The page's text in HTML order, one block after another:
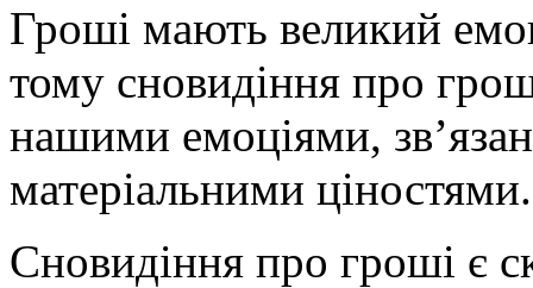
Гроші мають великий
тому сновидіння про
нашими емоціями,
матеріальними ціностями.
Сновидіння про гроші є